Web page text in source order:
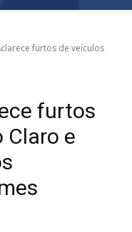
furtos de veículos
furtos
Claro e